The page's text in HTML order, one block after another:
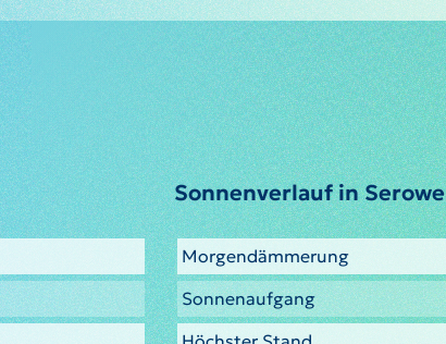
Sonnenverlauf in Serowe
Morgendämmerung
Sonnenaufgang